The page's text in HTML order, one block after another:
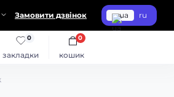
Замовити дзвінок ua ru
закладки
0
кошик
0